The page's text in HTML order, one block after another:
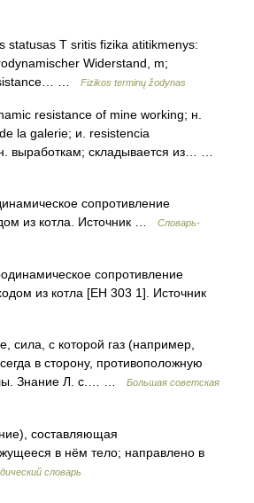
T sritis fizika atitikmenys:
Widerstand, m;
…
Fizikos terminų žodynas
resistance of mine working; н.
la galerie; и. resistencia
выработкам; складывается из… …
сопротивление
из котла. Источник …
Словарь-
сопротивление
из котла [ЕН 303 1]. Источник
с которой газ (например,
в сторону, противоположную
Знание Л. с.… …
Большая советская
составляющая
в нём тело; направлено в
словарь